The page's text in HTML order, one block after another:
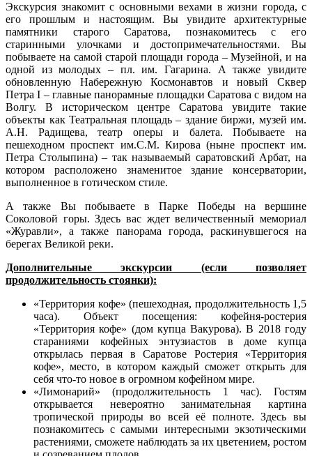
Экскурсия знакомит с основными вехами в жизни города, с
его прошлым и настоящим. Вы увидите архитектурные
памятники старого Саратова, познакомитесь с его
старинными улочками и достопримечательностями. Вы
побываете на самой старой площади города – Музейной, и на
одной из молодых – пл. им. Гагарина. А также увидите
обновленную Набережную Космонавтов и новый Сквер
Петра I – главные панорамные площадки Саратова с видом на
Волгу. В историческом центре Саратова увидите такие
объекты как Театральная площадь – здание биржи, музей им.
А.Н. Радищева, театр оперы и балета. Побываете на
пешеходном проспект им.С.М. Кирова (ныне проспект им.
Петра Столыпина) – так называемый саратовский Арбат, на
котором расположено знаменитое здание консерватории,
выполненное в готическом стиле.
А также Вы побываете в Парке Победы на вершине
Соколовой горы. Здесь вас ждет величественный мемориал
«Журавли», а также панорама города, раскинувшегося на
берегах Великой реки.
Дополнительные экскурсии (если позволяет
продолжительность стоянки):
«Территория кофе» (пешеходная, продолжительность 1,5
часа). Объект посещения: кофейня-ростерия
«Территория кофе» (дом купца Вакурова). В 2018 году
стараниями кофейных энтузиастов в доме купца
открылась первая в Саратове Ростерия «Территория
кофе», место, в котором каждый сможет открыть для
себя что-то новое в огромном кофейном мире.
«Лимонарий» (продолжительность 1 час). Гостям
открывается невероятно занимательная картина
тропической природы во всей её полноте. Здесь вы
познакомитесь с самыми интересными экзотическими
растениями, сможете наблюдать за их цветением, ростом